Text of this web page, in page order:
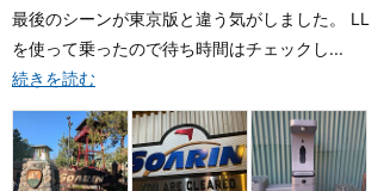
最後のシーンが東京版と違う気がしました。 LL
を使って乗ったので待ち時間はチェックし...
続きを読む